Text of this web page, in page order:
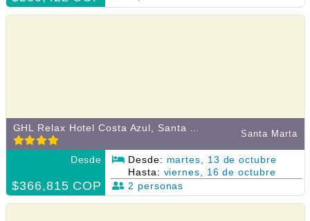
Santa Marta
Desde
$366,815 COP
Desde: martes, 13 de octubre
Hasta: viernes, 16 de octubre
2 personas